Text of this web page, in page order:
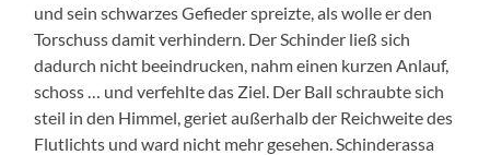
und sein schwarzes Gefieder spreizte, als wolle er den
Torschuss damit verhindern. Der Schinder ließ sich
dadurch nicht beeindrucken, nahm einen kurzen Anlauf,
schoss … und verfehlte das Ziel. Der Ball schraubte sich
steil in den Himmel, geriet außerhalb der Reichweite des
Flutlichts und ward nicht mehr gesehen. Schinderassa